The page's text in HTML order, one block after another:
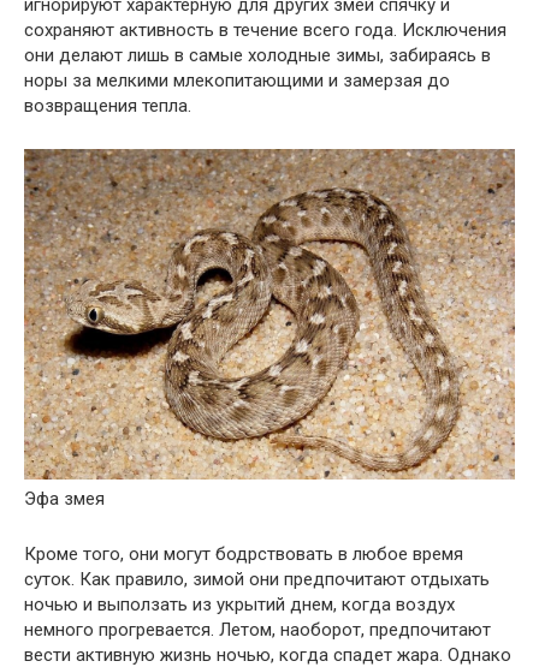
игнорируют характерную для других змей спячку и
сохраняют активность в течение всего года. Исключения
они делают лишь в самые холодные зимы, забираясь в
норы за мелкими млекопитающими и замерзая до
возвращения тепла.
Эфа змея
Кроме того, они могут бодрствовать в любое время
суток. Как правило, зимой они предпочитают отдыхать
ночью и выползать из укрытий днем, когда воздух
немного прогревается. Летом, наоборот, предпочитают
вести активную жизнь ночью, когда спадет жара. Однако